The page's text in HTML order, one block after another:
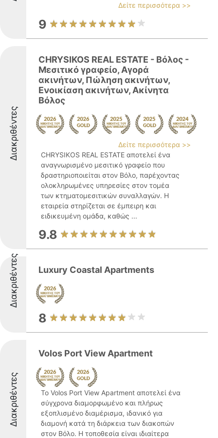
Δείτε περισσότερα >>
9
Διακριθέντες
CHRYSIKOS REAL ESTATE - Βόλος -
Μεσιτικό γραφείο, Αγορά
ακινήτων, Πώληση ακινήτων,
Ενοικίαση ακινήτων, Ακίνητα
Βόλος
Δείτε περισσότερα >>
CHRYSIKOS REAL ESTATE αποτελεί ένα
αναγνωρισμένο μεσιτικό γραφείο που
δραστηριοποιείται στον Βόλο, παρέχοντας
ολοκληρωμένες υπηρεσίες στον τομέα
των κτηματομεσιτικών συναλλαγών. Η
εταιρεία στηρίζεται σε έμπειρη και
ειδικευμένη ομάδα, καθώς ...
9.8
Διακριθέντες Luxury Coastal Apartments
8
Διακριθέντες
Volos Port View Apartment
Το Volos Port View Apartment αποτελεί ένα
σύγχρονα διαμορφωμένο και πλήρως
εξοπλισμένο διαμέρισμα, ιδανικό για
διαμονή κατά τη διάρκεια των διακοπών
στον Βόλο. Η τοποθεσία είναι ιδιαίτερα